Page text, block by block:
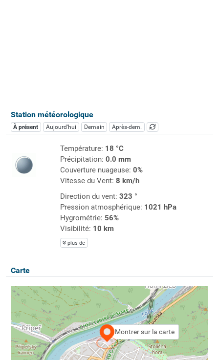
Station météorologique
À présent Aujourd'hui Demain Après-dem.
Température: 18 °C
Précipitation: 0.0 mm
Couverture nuageuse: 0%
Vitesse du Vent: 8 km/h
Direction du vent: 323 °
Pression atmosphérique: 1021 hPa
Hygrométrie: 56%
Visibilité: 10 km
plus de
Carte
Montrer sur la carte